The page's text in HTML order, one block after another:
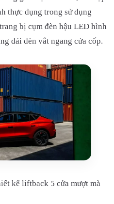
thực dụng trong sử dụng
bị cụm đèn hậu LED hình
dải đèn vắt ngang cửa cốp.
kế liftback 5 cửa mượt mà